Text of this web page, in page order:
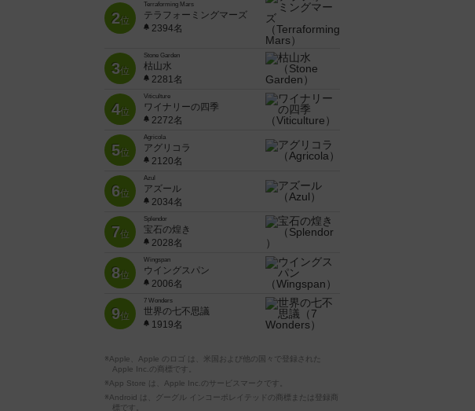
2位
Terraforming Mars
テラフォーミングマーズ
2394名
3位
Stone Garden
枯山水
2281名
4位
Viticulture
ワイナリーの四季
2272名
5位
Agricola
アグリコラ
2120名
6位
Azul
アズール
2034名
7位
Splendor
宝石の煌き
2028名
8位
Wingspan
ウイングスパン
2006名
9位
7 Wonders
世界の七不思議
1919名
※Apple、Apple のロゴ は、米国および他の国々で登録された
Apple Inc.の商標です。
※App Store は、Apple Inc.のサービスマークです。
※Android は、グーグル インコーポレイテッドの商標または登録商
標です。